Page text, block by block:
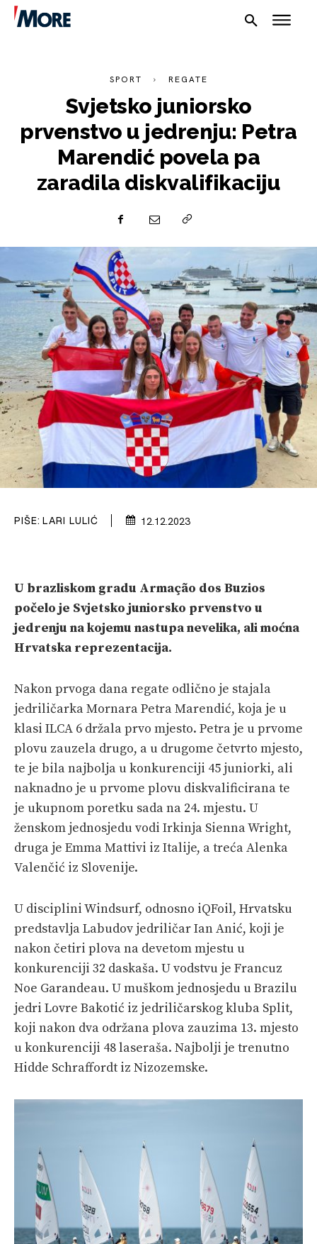
NAUTIKA
SPORT
PLOVIDBA
SPIZA
VELIKE PRIČE
PRETPLATA
SHOP
SPORT REGATE
Svjetsko juniorsko
prvenstvo u jedrenju: Petra
Marendić povela pa
zaradila diskvalifikaciju
PIŠE: LARI LULIĆ 12.12.2023
U brazliskom gradu Armação dos Buzios
počelo je Svjetsko juniorsko prvenstvo u
jedrenju na kojemu nastupa nevelika, ali moćna
Hrvatska reprezentacija.
Nakon prvoga dana regate odlično je stajala
jedriličarka Mornara Petra Marendić, koja je u
klasi ILCA 6 držala prvo mjesto. Petra je u prvome
plovu zauzela drugo, a u drugome četvrto mjesto,
te je bila najbolja u konkurenciji 45 juniorki, ali
naknadno je u prvome plovu diskvalificirana te
je ukupnom poretku sada na 24. mjestu. U
ženskom jednosjedu vodi Irkinja Sienna Wright,
druga je Emma Mattivi iz Italije, a treća Alenka
Valenčić iz Slovenije.
U disciplini Windsurf, odnosno iQFoil, Hrvatsku
predstavlja Labudov jedriličar Ian Anić, koji je
nakon četiri plova na devetom mjestu u
konkurenciji 32 daskaša. U vodstvu je Francuz
Noe Garandeau. U muškom jednosjedu u Brazilu
jedri Lovre Bakotić iz jedriličarskog kluba Split,
koji nakon dva održana plova zauzima 13. mjesto
u konkurenciji 48 laseraša. Najbolji je trenutno
Hidde Schraffordt iz Nizozemske.